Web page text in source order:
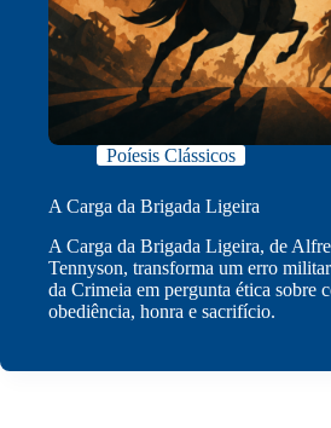
Poíesis Clássicos
A Carga da Brigada Ligeira
A Carga da Brigada Ligeira, de
Tennyson, transforma um erro
da Crimeia em pergunta ética sobre
obediência, honra e sacrifício.